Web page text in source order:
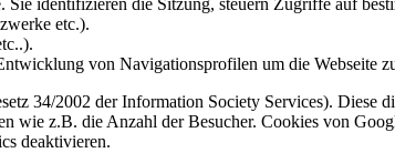
identifizieren die Sitzung, steuern Zugriffe auf
etc.).
von Navigationsprofilen um die Webseite
34/2002 der Information Society Services). Diese
wie z.B. die Anzahl der Besucher. Cookies von
deaktivieren.